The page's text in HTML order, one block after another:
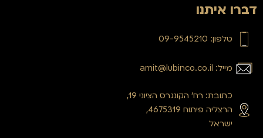
דברו איתנו
טלפון: 09-9545210
מייל: amit@lubinco.co.il
כתובת: רח’ הקונגרס הציוני 19,
הרצליה פיתוח 4675319,
ישראל